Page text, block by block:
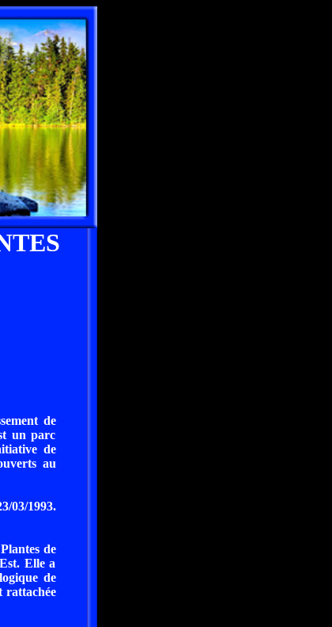
de
un parc
de
au
03/1993.
de
Elle a
de
rattachée